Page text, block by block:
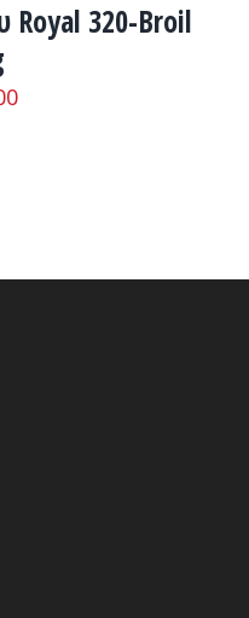
Royal 320-Broil